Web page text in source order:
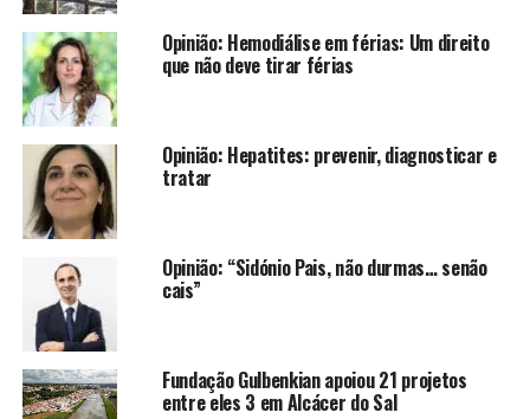
Opinião: Hemodiálise em férias: Um direito
que não deve tirar férias
Opinião: Hepatites: prevenir, diagnosticar e
tratar
Opinião: “Sidónio Pais, não durmas… senão
cais”
Fundação Gulbenkian apoiou 21 projetos
entre eles 3 em Alcácer do Sal